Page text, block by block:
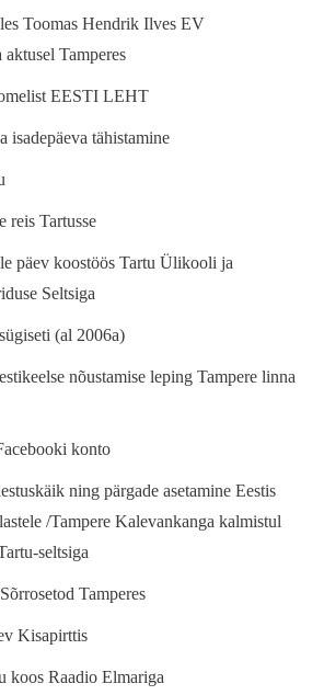
Toomas Hendrik Ilves EV
aktusel Tamperes
EESTI LEHT
isadepäeva tähistamine
reis Tartusse
päev koostöös Tartu Ülikooli ja
Seltsiga
(al 2006a)
nõustamise leping Tampere linna
konto
ning pärgade asetamine Eestis
/Tampere Kalevankanga kalmistul
seltsiga
Tamperes
Kisapirttis
koos Raadio Elmariga